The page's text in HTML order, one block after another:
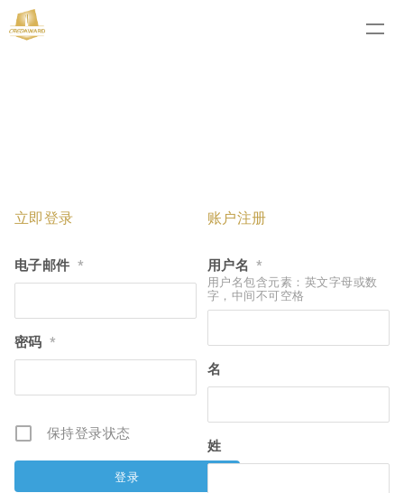
立即登录
电子邮件 *
密码 *
保持登录状态
账户注册
用户名 *
用户名包含元素：英文字母或数
字，中间不可空格
名
姓